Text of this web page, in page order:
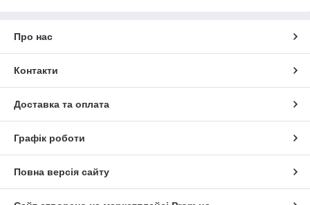
Про нас
Контакти
Доставка та оплата
Графік роботи
Повна версія сайту